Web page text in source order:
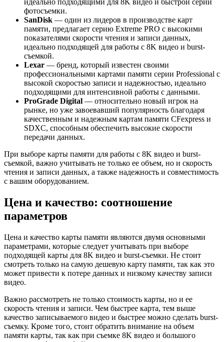
фотосъемки.
SanDisk — один из лидеров в производстве карт
памяти, предлагает серию Extreme PRO с высокими
показателями скорости чтения и записи данных,
идеально подходящей для работы с 8K видео и burst-
съемкой.
Lexar — бренд, который известен своими
профессиональными картами памяти серии Professional с
высокой скоростью записи и надежностью, идеально
подходящими для интенсивной работы с данными.
ProGrade Digital — относительно новый игрок на
рынке, но уже завоевавший популярность благодаря
качественным и надежным картам памяти CFexpress и
SDXC, способным обеспечить высокие скорости
передачи данных.
При выборе карты памяти для работы с 8K видео и burst-
съемкой, важно учитывать не только ее объем, но и скорость
чтения и записи данных, а также надежность и совместимость
с вашим оборудованием.
Цена и качество: соотношение
параметров
Цена и качество карты памяти являются двумя основными
параметрами, которые следует учитывать при выборе
подходящей карты для 8K видео и burst-съемки. Не стоит
смотреть только на самую дешевую карту памяти, так как это
может привести к потере данных и низкому качеству записи
видео.
Важно рассмотреть не только стоимость карты, но и ее
скорость чтения и записи. Чем быстрее карта, тем выше
качество записываемого видео и быстрее можно сделать burst-
съемку. Кроме того, стоит обратить внимание на объем
памяти карты, так как при съемке 8K видео и большого